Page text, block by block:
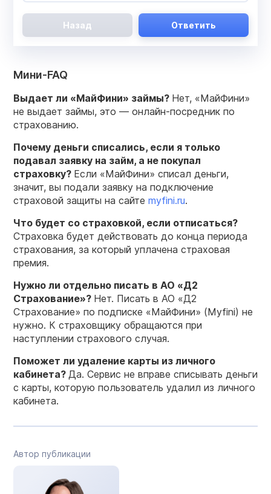
Назад Ответить
Мини-FAQ
Выдает ли «МайФини» займы? Нет, «МайФини»
не выдает займы, это — онлайн-посредник по
страхованию.
Почему деньги списались, если я только
подавал заявку на займ, а не покупал
страховку? Если «МайФини» списал деньги,
значит, вы подали заявку на подключение
страховой защиты на сайте myfini.ru.
Что будет со страховкой, если отписаться?
Страховка будет действовать до конца периода
страхования, за который уплачена страховая
премия.
Нужно ли отдельно писать в АО «Д2
Страхование»? Нет. Писать в АО «Д2
Страхование» по подписке «МайФини» (Myfini) не
нужно. К страховщику обращаются при
наступлении страхового случая.
Поможет ли удаление карты из личного
кабинета? Да. Сервис не вправе списывать деньги
с карты, которую пользователь удалил из личного
кабинета.
Автор публикации